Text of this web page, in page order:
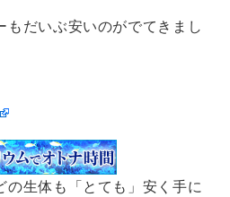
だいぶ安いのがでてきまし
の生体も「とても」安く手に